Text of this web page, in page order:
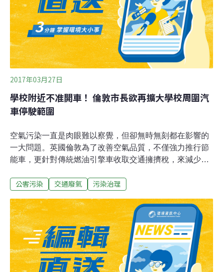
2017年03月27日
學校附近不准開車！ 倫敦市長欲再擴大學校周圍汽
車停駛範圍
空氣污染一直是肉眼難以察覺，但卻無時無刻都在影響的
一大問題。英國倫敦為了改善空氣品質，不僅強力推行節
能車，更針對傳統燃油引擎車收取交通擁擠稅，來減少汽
還不夠，認為學校周圍應該要完全禁止汽車通行才是。倫
Hammond，在新的財政預算案中不積極推行針對高污染
車輛爭取更高的稅金。因為倫敦市區的空氣污染相當嚴
重，其中研究指出倫敦所有學校孩童，現在都受到嚴重的
空氣污染殘害，甚至可能造成長久性的影響。報告結論提
到，倫敦每年有高達 9000 人是死於空氣污染。雖然目前
倫敦市區已經有些學校周邊禁行汽車，但Sadiq Khan認為
公害污染 交通廢氣 污染治理